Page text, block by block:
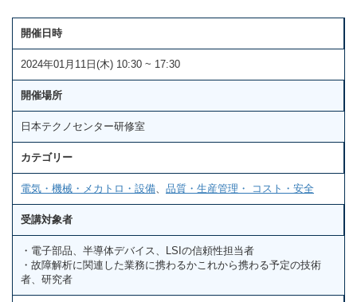
開催日時
2024年01月11日(木) 10:30 ~ 17:30
開催場所
日本テクノセンター研修室
カテゴリー
電気・機械・メカトロ・設備 品質・生産管理・ コスト・安全
受講対象者
・電子部品、半導体デバイス、LSIの信頼性担当者
・故障解析に関連した業務に携わるかこれから携わる予定の技術
者、研究者